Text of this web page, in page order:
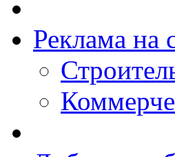
Реклама на